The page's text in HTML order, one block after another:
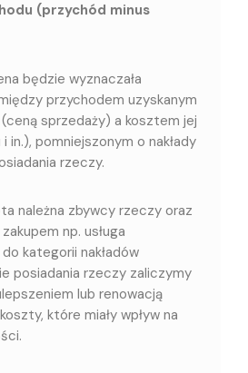
(przychód minus
będzie wyznaczała
przychodem uzyskanym
sprzedaży) a kosztem jej
in.), pomniejszonym o nakłady
rzeczy.
należna zbywcy rzeczy oraz
np. usługa
kategorii nakładów
posiadania rzeczy zaliczymy
lub renowacją
które miały wpływ na